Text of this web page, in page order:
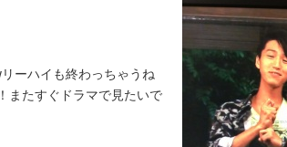
ーハイも終わっちゃうね
またすぐドラマで見たいで